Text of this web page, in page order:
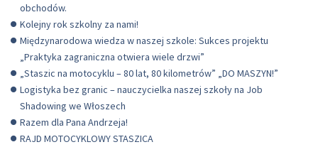
obchodów.
Kolejny rok szkolny za nami!
Międzynarodowa wiedza w naszej szkole: Sukces projektu
„Praktyka zagraniczna otwiera wiele drzwi”
„Staszic na motocyklu – 80 lat, 80 kilometrów” „DO MASZYN!”
Logistyka bez granic – nauczycielka naszej szkoły na Job
Shadowing we Włoszech
Razem dla Pana Andrzeja!
RAJD MOTOCYKLOWY STASZICA